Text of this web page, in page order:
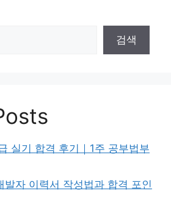
검색
실기 합격 후기｜1주 공부법부
발자 이력서 작성법과 합격 포인